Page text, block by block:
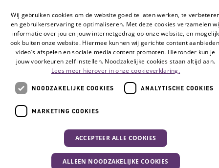
Wij gebruiken cookies om de website goed te laten werken, te
en gebruikerservaring te optimaliseren. Met deze cookies verzamelen
informatie over jou en jouw internetgedrag op onze website, en mogelijk
ook buiten onze website. Hiermee kunnen wij gerichte content
video’s afspelen en sociale media content promoten. Hieronder kun je
jouw voorkeuren zelf instellen. Noodzakelijke cookies staan altijd aan.
Lees meer hierover in onze cookieverklaring.
NOODZAKELIJKE COOKIES ANALYTISCHE COOKIES
MARKETING COOKIES
ACCEPTEER ALLE COOKIES
ALLEEN NOODZAKELIJKE COOKIES